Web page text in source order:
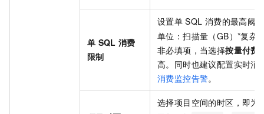
单 SQL 消费
限制
设置单 SQL 消费的最高阈
单位：扫描量（GB）*复杂
非必填项，当选择按量付费
高。同时也建议配置实时消
消费监控告警。
选择项目空间的时区，即为